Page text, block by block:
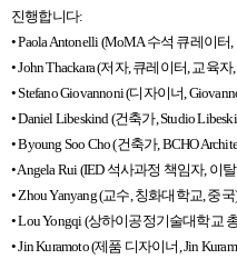
진행합니다:
• Paola Antonelli (MoMA 수석 큐레이터,
• John Thackara (저자, 큐레이터, 교육
• Stefano Giovannoni (디자이너,
• Daniel Libeskind (건축가, Studio
• Byoung Soo Cho (건축가, BCHO
• Angela Rui (IED 석사과정 책임자, 이
• Zhou Yanyang (교수, 칭화대학교, 중국)
• Lou Yongqi (상하이공정기술대학교
• Jin Kuramoto (제품 디자이너, Jin